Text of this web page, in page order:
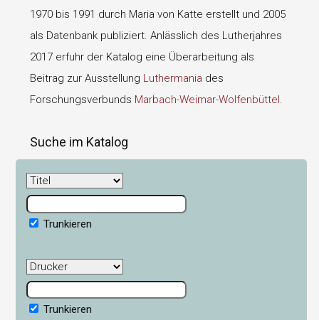
1970 bis 1991 durch Maria von Katte erstellt und 2005
als Datenbank publiziert. Anlässlich des Lutherjahres
2017 erfuhr der Katalog eine Überarbeitung als
Beitrag zur Ausstellung Luthermania des
Forschungsverbunds Marbach-Weimar-Wolfenbüttel.
Suche im Katalog
Trunkieren
Trunkieren